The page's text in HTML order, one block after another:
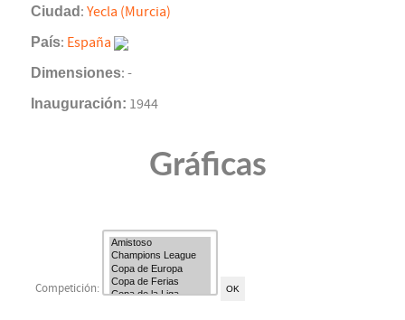
Ciudad : Yecla (Murcia)
País: España
Dimensiones: -
Inauguración: 1944
Gráficas
Competición: